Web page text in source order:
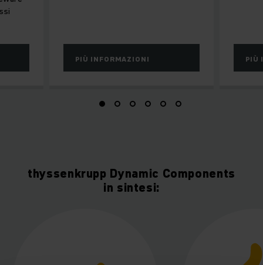
PIÙ INFORMAZIONI PIÙ
thyssenkrupp Dynamic Components
in sintesi: